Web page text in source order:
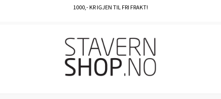
1000,- KR IGJEN TIL FRI FRAKT!